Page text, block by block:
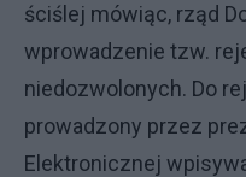
ściślej mówiąc, rząd
wprowadzenie tzw.
niedozwolonych. Do
prowadzony przez
Elektronicznej